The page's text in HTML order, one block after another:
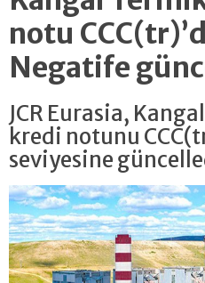
notu
Negatife
JCR Eurasia,
kredi notunu
seviyesine